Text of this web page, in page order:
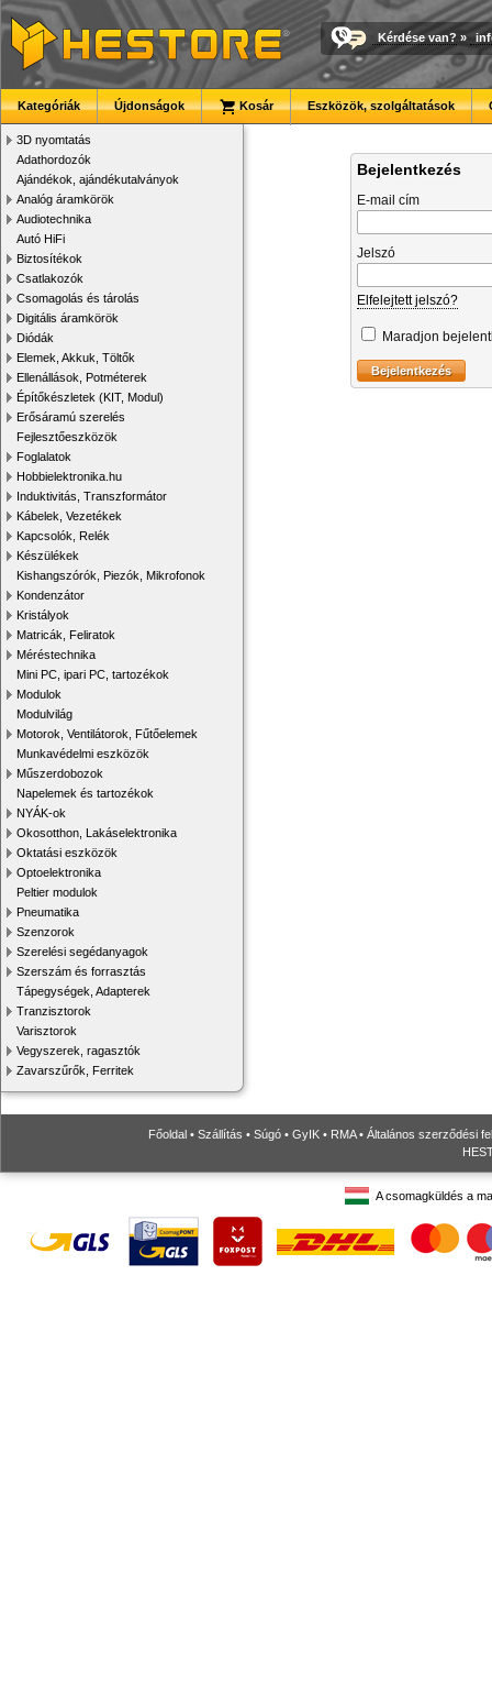
Kérdése van? »
Kategóriák Újdonságok Kosár Eszközök, szolgáltatások
3D nyomtatás
Adathordozók
Ajándékok, ajándékutalványok
Analóg áramkörök
Audiotechnika
Autó HiFi
Biztosítékok
Csatlakozók
Csomagolás és tárolás
Digitális áramkörök
Diódák
Elemek, Akkuk, Töltők
Ellenállások, Potméterek
Építőkészletek (KIT, Modul)
Erősáramú szerelés
Fejlesztőeszközök
Foglalatok
Hobbielektronika.hu
Induktivitás, Transzformátor
Kábelek, Vezetékek
Kapcsolók, Relék
Készülékek
Kishangszórók, Piezók, Mikrofonok
Kondenzátor
Kristályok
Matricák, Feliratok
Méréstechnika
Mini PC, ipari PC, tartozékok
Modulok
Modulvilág
Motorok, Ventilátorok, Fűtőelemek
Munkavédelmi eszközök
Műszerdobozok
Napelemek és tartozékok
NYÁK-ok
Okosotthon, Lakáselektronika
Oktatási eszközök
Optoelektronika
Peltier modulok
Pneumatika
Szenzorok
Szerelési segédanyagok
Szerszám és forrasztás
Tápegységek, Adapterek
Tranzisztorok
Varisztorok
Vegyszerek, ragasztók
Zavarszűrők, Ferritek
Bejelentkezés
E-mail cím
Jelszó
Elfelejtett jelszó?
Maradjon
Főoldal • Szállítás • Súgó • GyIK • RMA• Általános szerződési
A csomagküldés a